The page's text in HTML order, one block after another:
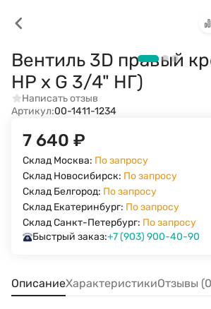
Вентиль 3D правый
НР х G 3/4" НГ)
Написать отзыв
Артикул:00-1411-1234
7 640 ₽
Склад Москва: По запросу
Склад Новосибирск: По запросу
Склад Белгород: По запросу
Склад Екатеринбург: По запросу
Склад Санкт-Петербург: По запросу
Быстрый заказ:+7 (903) 900-40-90
ОписаниеХарактеристикиОтзывы